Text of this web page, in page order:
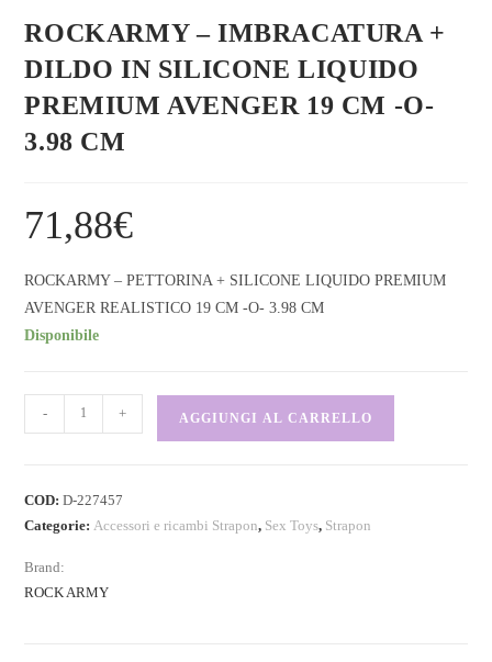
ROCKARMY – IMBRACATURA +
DILDO IN SILICONE LIQUIDO
PREMIUM AVENGER 19 CM -O-
3.98 CM
71,88€
ROCKARMY – PETTORINA + SILICONE LIQUIDO PREMIUM
AVENGER REALISTICO 19 CM -O- 3.98 CM
Disponibile
- + AGGIUNGI AL CARRELLO
COD:D-227457
Categorie: Accessori e ricambi Strapon, Sex Toys, Strapon
Brand:
ROCK ARMY